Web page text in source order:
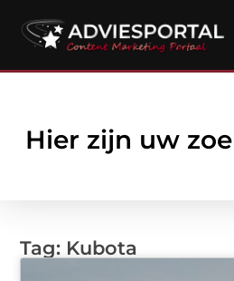
Hier zijn uw
Tag: Kubota